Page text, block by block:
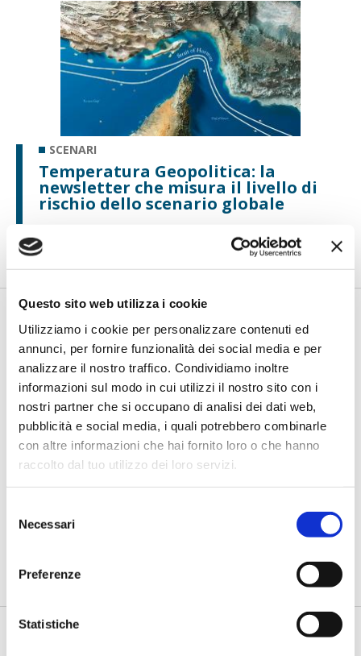
Questo sito web utilizza i cookie
Utilizziamo i cookie per personalizzare contenuti ed
annunci, per fornire funzionalità dei social media e per
analizzare il nostro traffico. Condividiamo inoltre
informazioni sul modo in cui utilizzi il nostro sito con i
nostri partner che si occupano di analisi dei dati web,
pubblicità e social media, i quali potrebbero combinarle
con altre informazioni che hai fornito loro o che hanno
raccolto dal tuo utilizzo dei loro servizi.
delNecessari
Preferenze
Statistiche
SCENARI
Temperatura Geopolitica: la
newsletter che misura il livello di
rischio dello scenario globale
equilibri geopolitici e i...
SCENARI
Violato (Augeos): “La Loss Data
Collection deve diventare uno
La Loss Data Collection